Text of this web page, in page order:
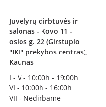
Juvelyrų dirbtuvės ir
salonas - Kovo 11 -
osios g. 22 (Girstupio
"IKI" prekybos centras),
Kaunas
I - V - 10:00h - 19:00h
VI - 10:00h - 16:00h
VII - Nedirbame